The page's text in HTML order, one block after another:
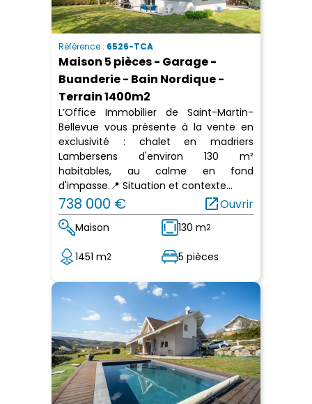
Référence : 6526-TCA
Maison 5 pièces - Garage -
Buanderie - Bain Nordique -
Terrain 1400m2
L’Office Immobilier de Saint-Martin-
Bellevue vous présente à la vente en
exclusivité : chalet en madriers
Lambersens d'environ 130 m²
habitables, au calme en fond
d'impasse.📍 Situation et contexte...
738 000 € open_in_newOuvrir
Maison 130 m2
1451 m2 5 pièces